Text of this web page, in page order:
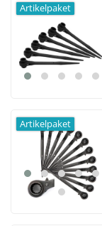
Artikelpaket
Artikelpaket